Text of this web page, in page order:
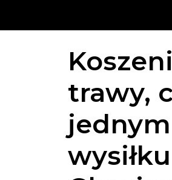
trawy,